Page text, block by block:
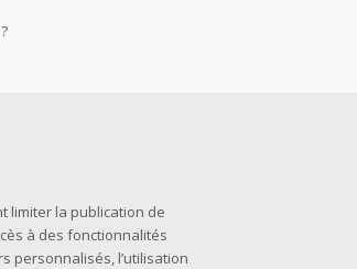
limiter la publication de
à des fonctionnalités
personnalisés, l’utilisation